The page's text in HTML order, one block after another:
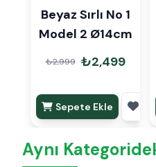
Beyaz Sırlı No 1
Model 2 Ø14cm
₺2,999 ₺2,499
Sepete Ekle
Aynı